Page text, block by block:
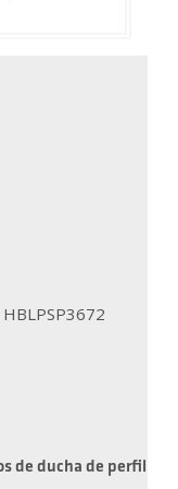
de ducha de perfil